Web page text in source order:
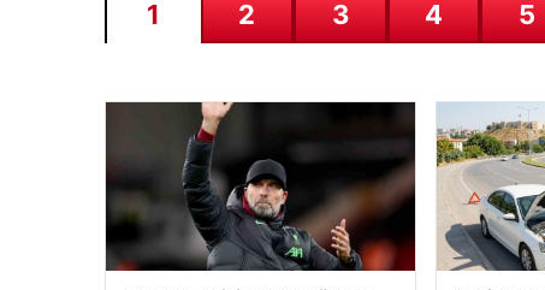
Sanal ortamında insanların kaliteli bir biçimde
seçenekler…
1 2 3 4 5